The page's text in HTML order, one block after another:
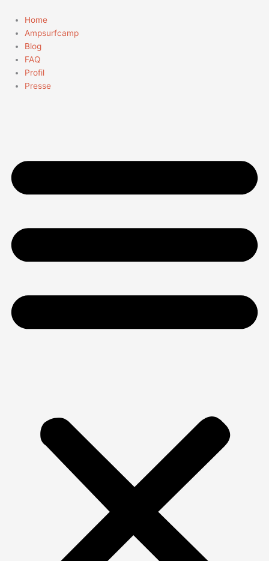
Inhalt
springen
Home
Ampsurfcamp
Blog
FAQ
Profil
Presse
nach: